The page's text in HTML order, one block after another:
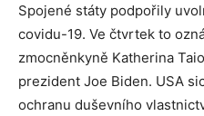
Spojené státy podpořily
covidu-19. Ve čtvrtek to
zmocněnkyně Katherina
prezident Joe Biden. USA
ochranu duševního